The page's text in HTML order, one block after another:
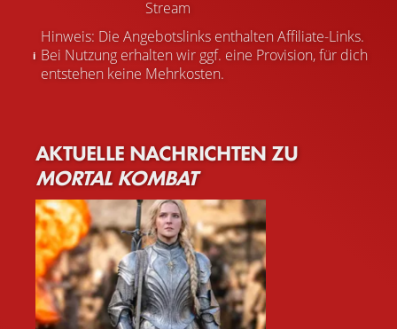
Stream
Hinweis: Die Angebotslinks enthalten Affiliate-Links.
Bei Nutzung erhalten wir ggf. eine Provision, für dich
entstehen keine Mehrkosten.
AKTUELLE NACHRICHTEN ZU
MORTAL KOMBAT
STREAMING GUIDE